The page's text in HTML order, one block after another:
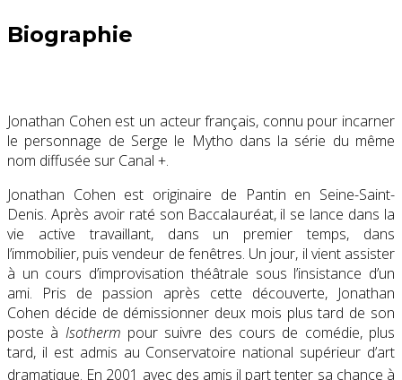
Biographie
Jonathan Cohen est un acteur français, connu pour incarner
le personnage de Serge le Mytho dans la série du même
nom diffusée sur Canal +.
Jonathan Cohen est originaire de Pantin en Seine-Saint-
Denis. Après avoir raté son Baccalauréat, il se lance dans la
vie active travaillant, dans un premier temps, dans
l’immobilier, puis vendeur de fenêtres. Un jour, il vient assister
à un cours d’improvisation théâtrale sous l’insistance d’un
ami. Pris de passion après cette découverte, Jonathan
Cohen décide de démissionner deux mois plus tard de son
poste à Isotherm pour suivre des cours de comédie, plus
tard, il est admis au Conservatoire national supérieur d’art
dramatique. En 2001 avec des amis il part tenter sa chance à